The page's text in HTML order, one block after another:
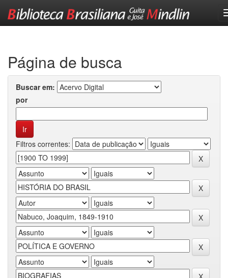
Página de busca
Buscar em:
por
Filtros correntes: